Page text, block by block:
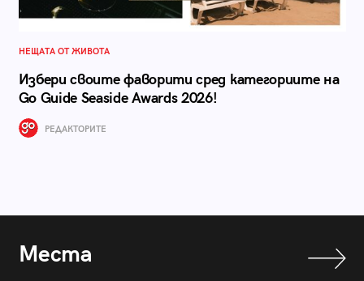
НЕЩАТА ОТ ЖИВОТА
Избери своите фаворити сред категориите на
Go Guide Seaside Awards 2026!
РЕДАКТОРИТЕ
Места